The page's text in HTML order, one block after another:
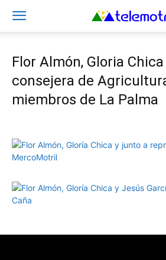
Flor Almón, Gloria
consejera de
miembros de La Palma